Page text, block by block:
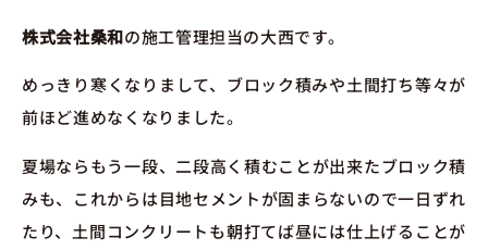
株式会社桑和の施工管理担当の大西です。
めっきり寒くなりまして、ブロック積みや土間打ち等々が
前ほど進めなくなりました。
夏場ならもう一段、二段高く積むことが出来たブロック積
みも、これからは目地セメントが固まらないので一日ずれ
たり、土間コンクリートも朝打てば昼には仕上げることが